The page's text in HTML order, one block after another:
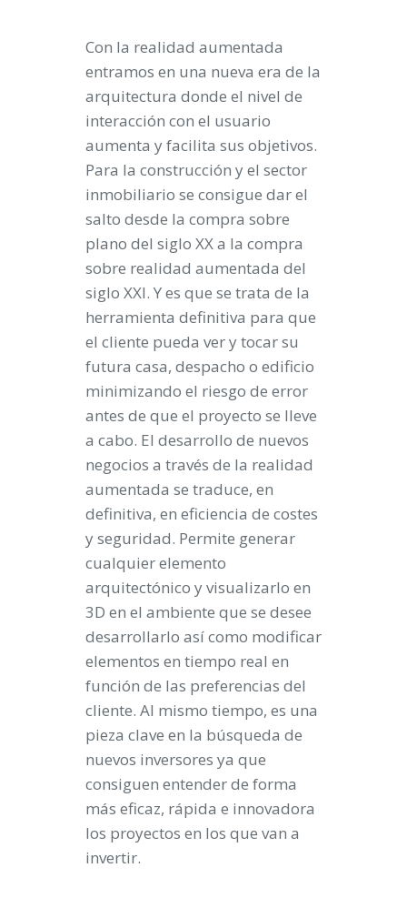
Con la realidad aumentada
entramos en una nueva era de la
arquitectura donde el nivel de
interacción con el usuario
aumenta y facilita sus objetivos.
Para la construcción y el sector
inmobiliario se consigue dar el
salto desde la compra sobre
plano del siglo XX a la compra
sobre realidad aumentada del
siglo XXI. Y es que se trata de la
herramienta definitiva para que
el cliente pueda ver y tocar su
futura casa, despacho o edificio
minimizando el riesgo de error
antes de que el proyecto se lleve
a cabo. El desarrollo de nuevos
negocios a través de la realidad
aumentada se traduce, en
definitiva, en eficiencia de costes
y seguridad. Permite generar
cualquier elemento
arquitectónico y visualizarlo en
3D en el ambiente que se desee
desarrollarlo así como modificar
elementos en tiempo real en
función de las preferencias del
cliente. Al mismo tiempo, es una
pieza clave en la búsqueda de
nuevos inversores ya que
consiguen entender de forma
más eficaz, rápida e innovadora
los proyectos en los que van a
invertir.